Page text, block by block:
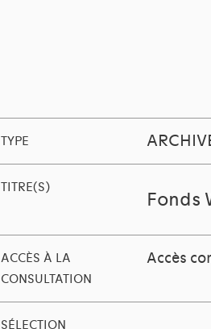
TYPE
TITRE(S)
Fonds
ACCÈS À LA
CONSULTATION
Accès
SÉLECTION